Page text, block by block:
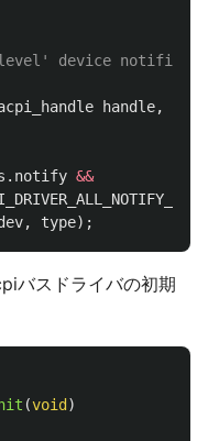
device
handle,
. notify &&
, type);
バスドライバの初期
(void )